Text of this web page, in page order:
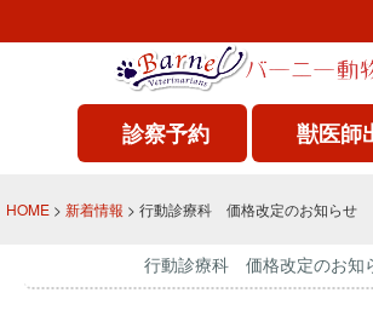
診察予約 獣医師
HOME > 新着情報 > 行動診療科 価格改定のお知らせ
行動診療科 価格改定のお知